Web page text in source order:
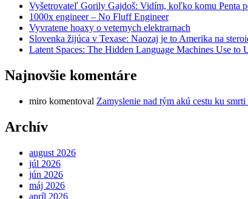
Vyšetrovateľ Gorily Gajdoš: Vidím, koľko komu Penta
1000x engineer – No Fluff Engineer
Vyvratene hoaxy o veternych elektrarnach
Slovenka žijúca v Texase: Naozaj je to Amerika na
Latent Spaces: The Hidden Language Machines Use
Najnovšie komentáre
miro komentoval Zamyslenie nad tým akú cestu ku
Archív
august 2026
júl 2026
jún 2026
máj 2026
apríl 2026